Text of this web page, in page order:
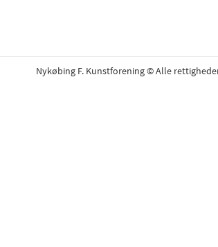
Nykøbing F. Kunstforening © Alle